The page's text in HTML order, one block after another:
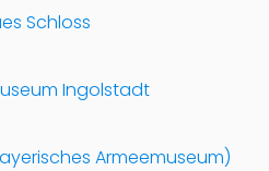
Schloss
Ingolstadt
Armeemuseum)